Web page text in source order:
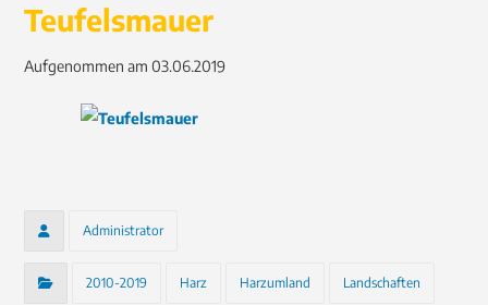
Teufelsmauer
Aufgenommen am 03.06.2019
Administrator
2010-2019 Harz Harzumland Landschaften